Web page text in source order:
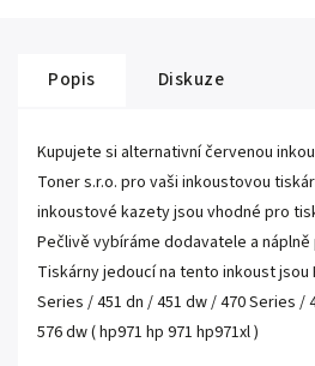
Popis Diskuze
Kupujete si alternativní červenou
Toner s.r.o. pro vaši inkoustovou
inkoustové kazety jsou vhodné pro
Pečlivě vybíráme dodavatele a
Tiskárny jedoucí na tento inkoust jsou
Series / 451 dn / 451 dw / 470 Series /
576 dw ( hp971 hp 971 hp971xl )